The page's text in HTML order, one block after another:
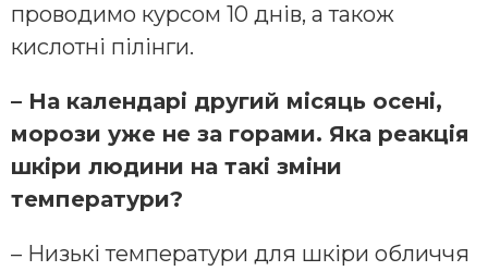
проводимо курсом 10 днів, а також
кислотні пілінги.
– На календарі другий місяць осені,
морози уже не за горами. Яка реакція
шкіри людини на такі зміни
температури?
– Низькі температури для шкіри обличчя